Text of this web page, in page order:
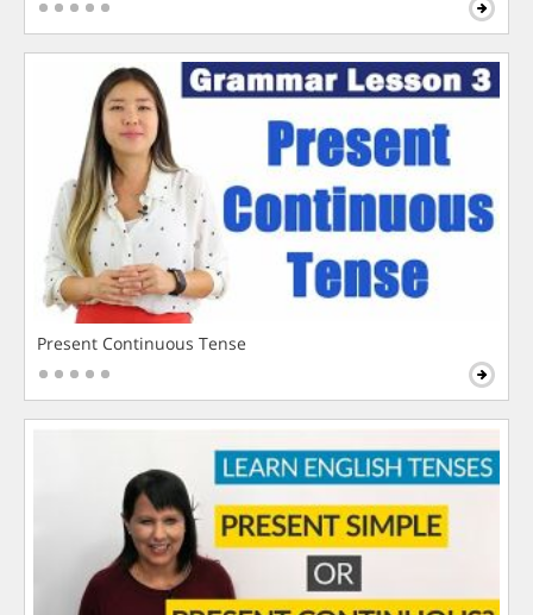
Present Continuous Tense